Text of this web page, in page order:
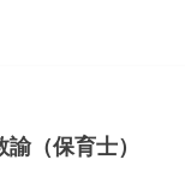
（保育士）